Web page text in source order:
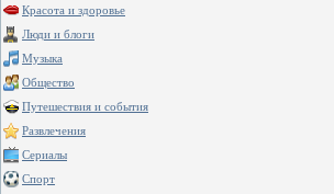
Красота и здоровье
Люди и блоги
Музыка
Общество
Путешествия и события
Развлечения
Сериалы
Спорт